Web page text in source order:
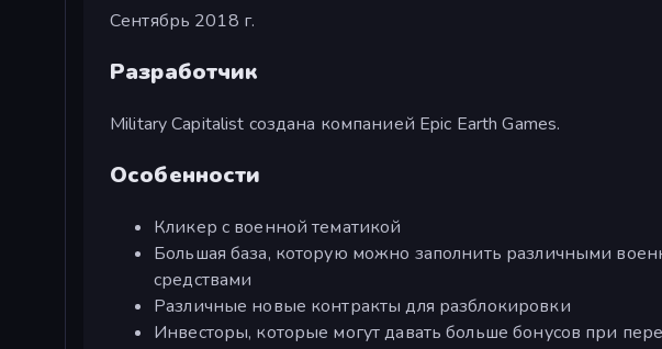
Сентябрь 2018 г.
Разработчик
Military Capitalist создана компанией Epic Earth Games.
Особенности
Кликер с военной тематикой
Большая база, которую можно заполнить различными
средствами
Различные новые контракты для разблокировки
Инвесторы, которые могут давать больше бонусов при